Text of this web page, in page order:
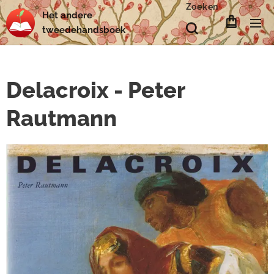
Hetandere
tweedehandsboek
Zoeken
Delacroix - Peter
Rautmann